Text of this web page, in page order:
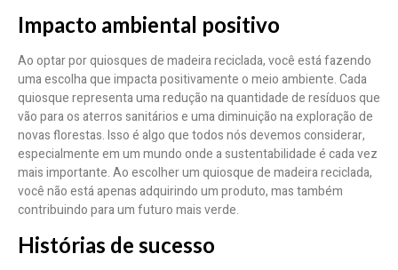
Impacto ambiental positivo
Ao optar por quiosques de madeira reciclada, você está fazendo
uma escolha que impacta positivamente o meio ambiente. Cada
quiosque representa uma redução na quantidade de resíduos que
vão para os aterros sanitários e uma diminuição na exploração de
novas florestas. Isso é algo que todos nós devemos considerar,
especialmente em um mundo onde a sustentabilidade é cada vez
mais importante. Ao escolher um quiosque de madeira reciclada,
você não está apenas adquirindo um produto, mas também
contribuindo para um futuro mais verde.
Histórias de sucesso